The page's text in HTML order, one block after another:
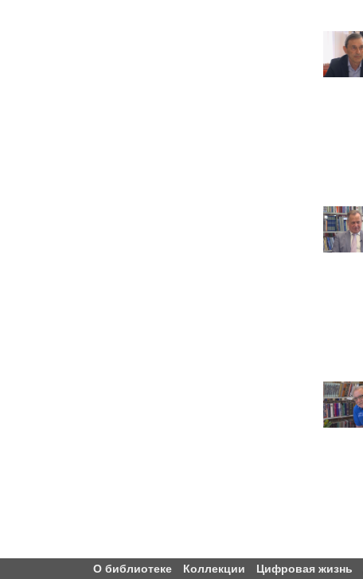
О библиотеке Коллекции Цифровая жизнь